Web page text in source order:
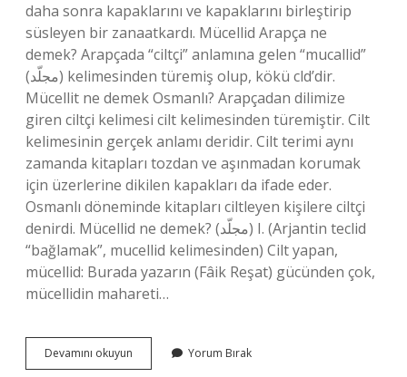
daha sonra kapaklarını ve kapaklarını birleştirip
süsleyen bir zanaatkardı. Mücellid Arapça ne
demek? Arapçada “ciltçi” anlamına gelen “mucallid”
(مجلّد) kelimesinden türemiş olup, kökü cld’dir.
Mücellit ne demek Osmanlı? Arapçadan dilimize
giren ciltçi kelimesi cilt kelimesinden türemiştir. Cilt
kelimesinin gerçek anlamı deridir. Cilt terimi aynı
zamanda kitapları tozdan ve aşınmadan korumak
için üzerlerine dikilen kapakları da ifade eder.
Osmanlı döneminde kitapları ciltleyen kişilere ciltçi
denirdi. Mücellid ne demek? (ﻣﺠﻠّﺪ) I. (Arjantin teclid
“bağlamak”, mucellid kelimesinden) Cilt yapan,
mücellid: Burada yazarın (Fâik Reşat) gücünden çok,
mücellidin mahareti…
Devamını okuyun
Kelime
Yorum Bırak